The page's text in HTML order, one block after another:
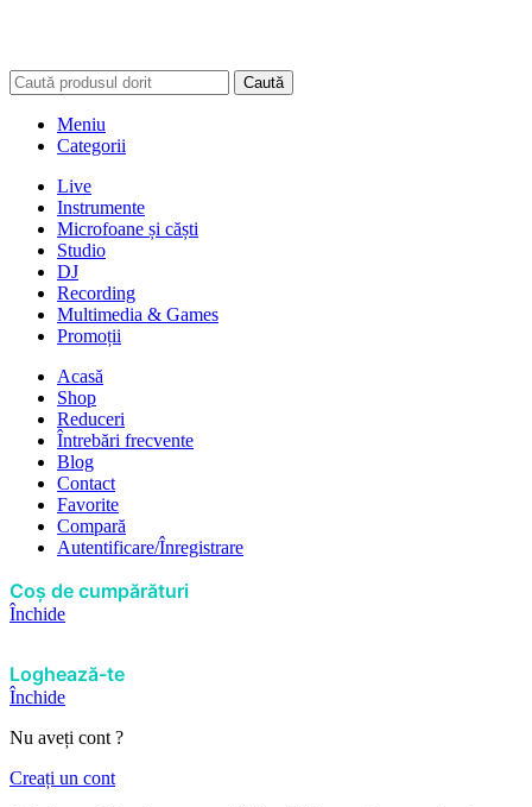
Caută
Meniu
Categorii
Live
Instrumente
Microfoane și căști
Studio
DJ
Recording
Multimedia & Games
Promoții
Acasă
Shop
Reduceri
Întrebări frecvente
Blog
Contact
Favorite
Compară
Autentificare/Înregistrare
Coș de cumpărături
Închide
Loghează-te
Închide
Nu aveți cont ?
Creați un cont